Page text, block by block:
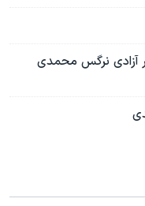
آزادی نرگس محمدی